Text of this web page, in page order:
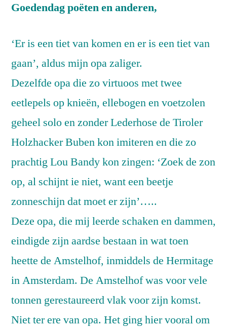
Goedendag poëten en anderen,
‘Er is een tiet van komen en er is een tiet van
gaan’, aldus mijn opa zaliger.
Dezelfde opa die zo virtuoos met twee
eetlepels op knieën, ellebogen en voetzolen
geheel solo en zonder Lederhose de Tiroler
Holzhacker Buben kon imiteren en die zo
prachtig Lou Bandy kon zingen: ‘Zoek de zon
op, al schijnt ie niet, want een beetje
zonneschijn dat moet er zijn’…..
Deze opa, die mij leerde schaken en dammen,
eindigde zijn aardse bestaan in wat toen
heette de Amstelhof, inmiddels de Hermitage
in Amsterdam. De Amstelhof was voor vele
tonnen gerestaureerd vlak voor zijn komst.
Niet ter ere van opa. Het ging hier vooral om